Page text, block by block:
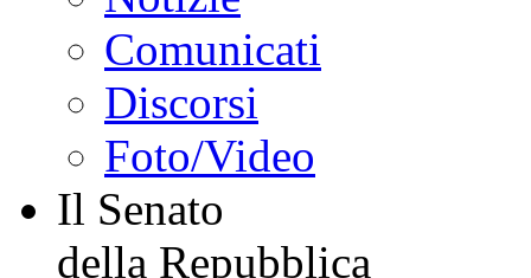
Il Presidente
della Camera
Vai al sito
Biografia
Agenda